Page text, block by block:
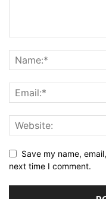
Save my name,
next time I comment.